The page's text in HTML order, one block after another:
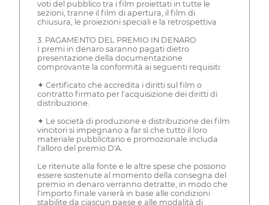
voti del pubblico tra i film proiettati in tutte le
sezioni, tranne il film di apertura, il film di
chiusura, le proiezioni speciali e la retrospettiva
3. PAGAMENTO DEL PREMIO IN DENARO
I premi in denaro saranno pagati dietro
presentazione della documentazione
comprovante la conformità ai seguenti requisiti:
✦ Certificato che accredita i diritti sul film o
contratto firmato per l'acquisizione dei diritti di
distribuzione.
✦ Le società di produzione e distribuzione dei film
vincitori si impegnano a far sì che tutto il loro
materiale pubblicitario e promozionale includa
l'alloro del premio D'A.
Le ritenute alla fonte e le altre spese che possono
essere sostenute al momento della consegna del
premio in denaro verranno detratte, in modo che
l'importo finale varierà in base alle condizioni
stabilite da ciascun paese e alle modalità di